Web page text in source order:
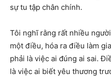
sự tu tập chân chính.
Tôi nghĩ rằng rất nhiều
một điều, hóa ra điều làm
phải là việc ai đúng ai sai.
là việc ai biết yêu thương